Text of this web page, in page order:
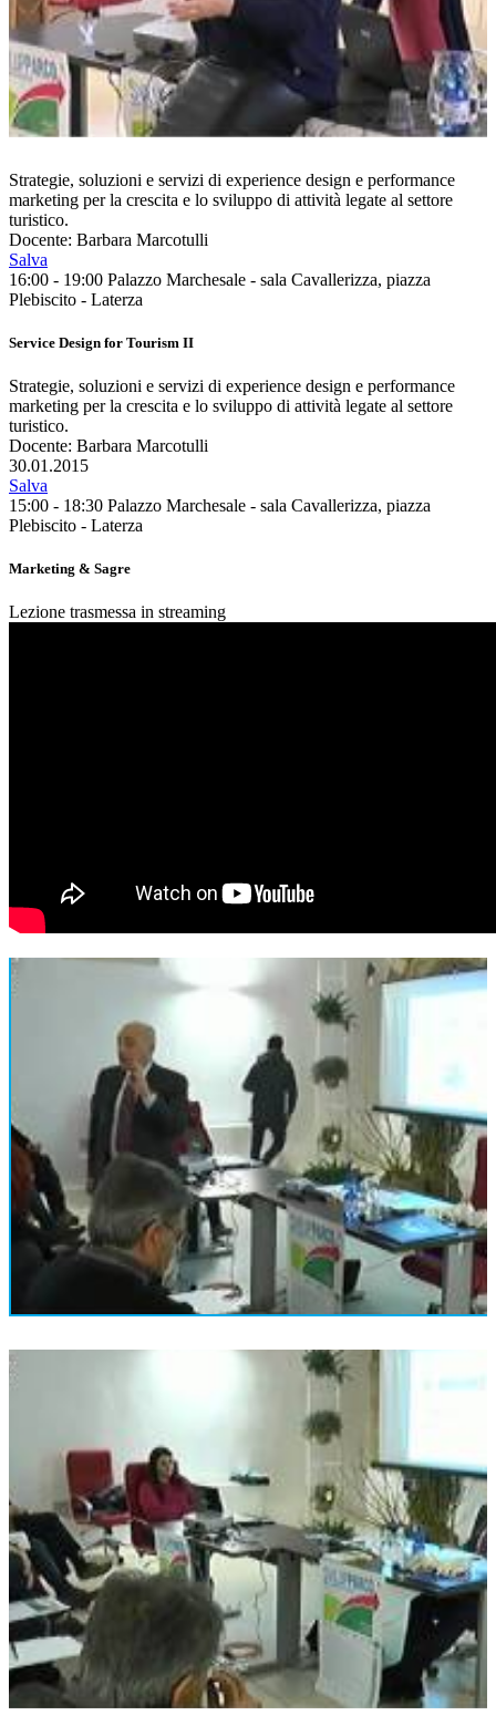
Strategie, soluzioni e servizi di experience design e performance
marketing per la crescita e lo sviluppo di attività legate al settore
turistico.
Docente: Barbara Marcotulli
Salva
16:00 - 19:00 Palazzo Marchesale - sala Cavallerizza, piazza
Plebiscito - Laterza
Service Design for Tourism II
Strategie, soluzioni e servizi di experience design e performance
marketing per la crescita e lo sviluppo di attività legate al settore
turistico.
Docente: Barbara Marcotulli
30.01.2015
Salva
15:00 - 18:30 Palazzo Marchesale - sala Cavallerizza, piazza
Plebiscito - Laterza
Marketing & Sagre
Lezione trasmessa in streaming